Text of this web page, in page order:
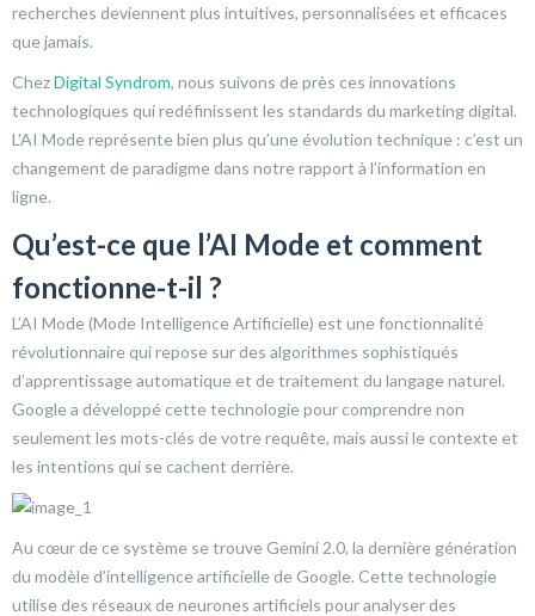
recherches deviennent plus intuitives, personnalisées et efficaces
que jamais.
ChezDigital Syndrom, nous suivons de près ces innovations
technologiques qui redéfinissent les standards du marketing digital.
L’AI Mode représente bien plus qu’une évolution technique : c’est un
changement de paradigme dans notre rapport à l’information en
ligne.
Qu’est-ce que l’AI Mode et comment
fonctionne-t-il ?
L’AI Mode (Mode Intelligence Artificielle) est une fonctionnalité
révolutionnaire qui repose sur des algorithmes sophistiqués
d’apprentissage automatique et de traitement du langage naturel.
Google a développé cette technologie pour comprendre non
seulement les mots-clés de votre requête, mais aussi le contexte et
les intentions qui se cachent derrière.
Au cœur de ce système se trouve Gemini 2.0, la dernière génération
du modèle d’intelligence artificielle de Google. Cette technologie
utilise des réseaux de neurones artificiels pour analyser des